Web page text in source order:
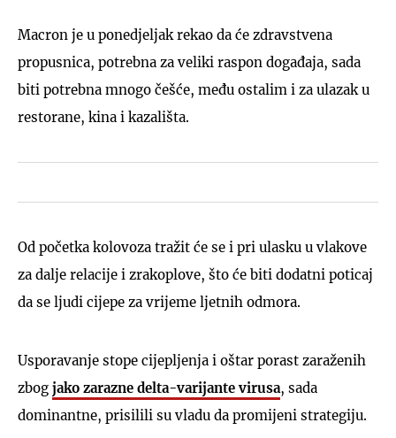
Macron je u ponedjeljak rekao da će zdravstvena
propusnica, potrebna za veliki raspon događaja, sada
biti potrebna mnogo češće, među ostalim i za ulazak u
restorane, kina i kazališta.
Od početka kolovoza tražit će se i pri ulasku u vlakove
za dalje relacije i zrakoplove, što će biti dodatni poticaj
da se ljudi cijepe za vrijeme ljetnih odmora.
Usporavanje stope cijepljenja i oštar porast zaraženih
zbog jako zarazne delta-varijante virusa, sada
dominantne, prisilili su vladu da promijeni strategiju.